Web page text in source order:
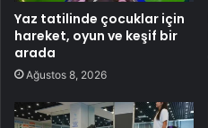
Yaz tatilinde çocuklar için
hareket, oyun ve keşif bir
arada
Ağustos 8, 2026